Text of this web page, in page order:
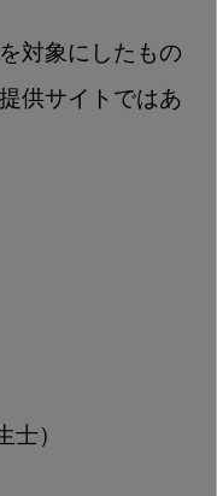
対象にしたもの
供サイトではあ
士）